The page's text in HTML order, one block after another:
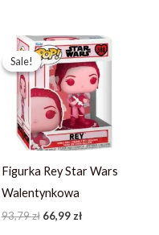
Sale!
Sale!
Figurka Rey Star Wars
Walentynkowa
93,79zł
Pierwotna
cena
wynosiła:
93,79 zł.
66,99zł
Aktualna
cena
wynosi:
66,99 zł.